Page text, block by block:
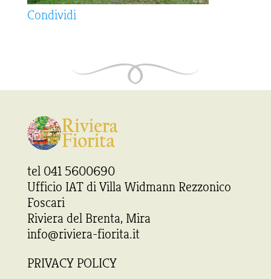
Condividi
tel 041 5600690
Ufficio IAT di Villa Widmann Rezzonico
Foscari
Riviera del Brenta, Mira
info@riviera-fiorita.it
PRIVACY POLICY